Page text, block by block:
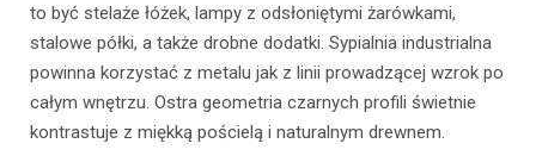
to być stelaże łóżek, lampy z odsłoniętymi żarówkami,
stalowe półki, a także drobne dodatki. Sypialnia industrialna
powinna korzystać z metalu jak z linii prowadzącej wzrok po
całym wnętrzu. Ostra geometria czarnych profili świetnie
kontrastuje z miękką pościelą i naturalnym drewnem.